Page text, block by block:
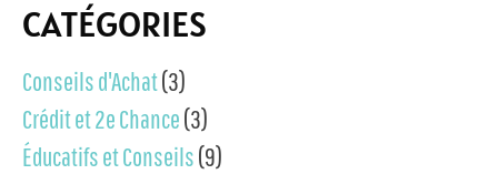
CATÉGORIES
Conseils d'Achat(3)
Crédit et 2e Chance(3)
Éducatifs et Conseils(9)